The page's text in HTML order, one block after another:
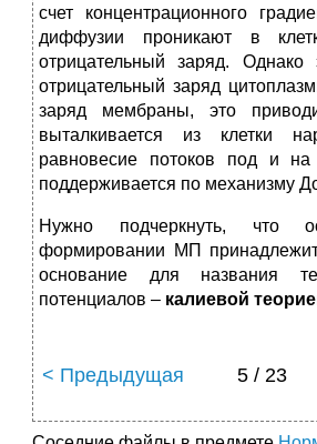
счет концентрационного
диффузии проникают в
отрицательный заряд. Однако
отрицательный заряд
заряд мембраны, это
выталкивается из клетки
равновесие потоков под и на
поддерживается по механизму
Нужно подчеркнуть, что
формировании МП
основание для названия
потенциалов – калиевой
< Предыдущая 5 / 23